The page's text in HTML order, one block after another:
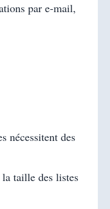
par e-mail,
nécessitent des
la taille des listes